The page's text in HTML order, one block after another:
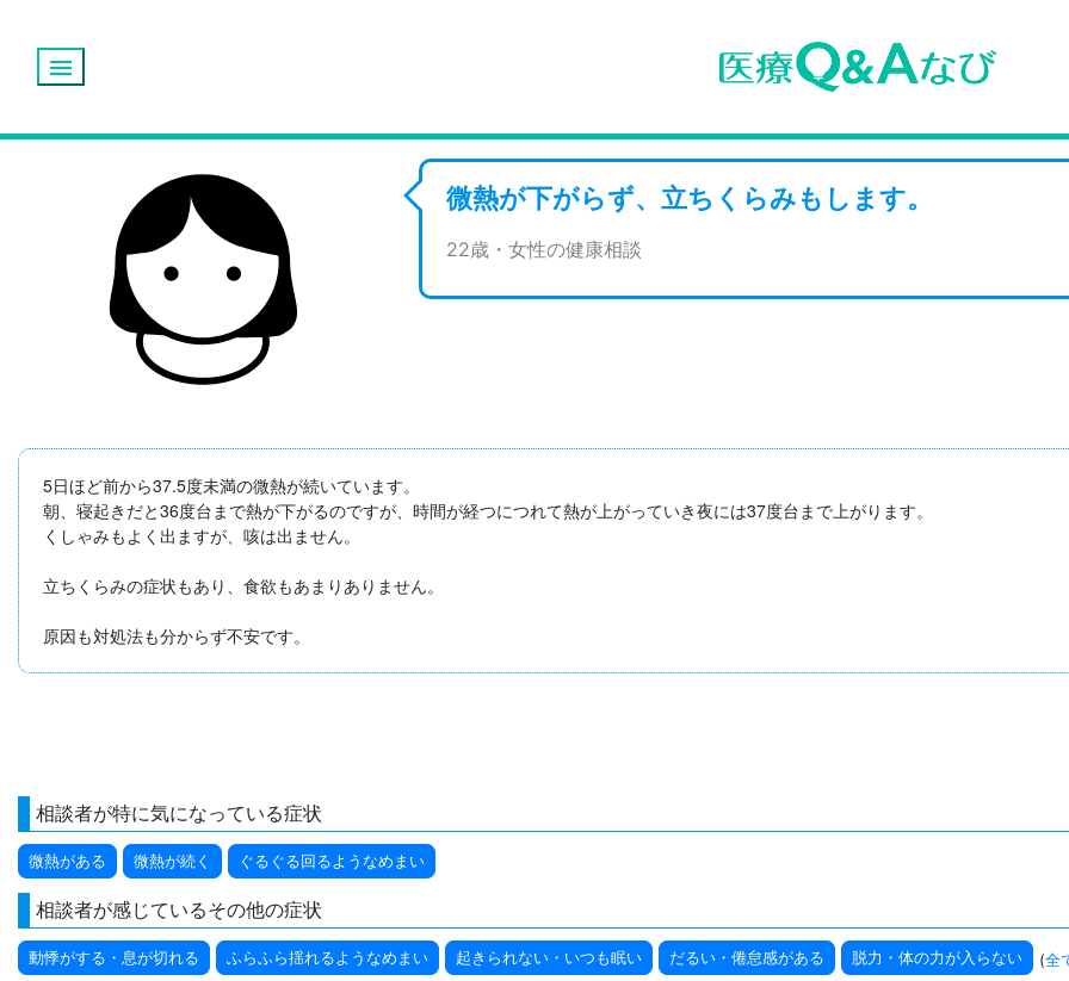
menu
微熱が下がらず、立ちくらみもします。
22歳・女性の健康相談
5日ほど前から37.5度未満の微熱が続いています。
朝、寝起きだと36度台まで熱が下がるのですが、時間が経つにつれて熱が上がっていき夜には37度台まで上がります。
くしゃみもよく出ますが、咳は出ません。
立ちくらみの症状もあり、食欲もあまりありません。
原因も対処法も分からず不安です。
相談者が特に気になっている症状
微熱がある 微熱が続く ぐるぐる回るようなめまい
相談者が感じているその他の症状
動悸がする・息が切れる ふらふら揺れるようなめまい 起きられない・いつも眠い だるい・倦怠感がある 脱力・体の力が入らない (全